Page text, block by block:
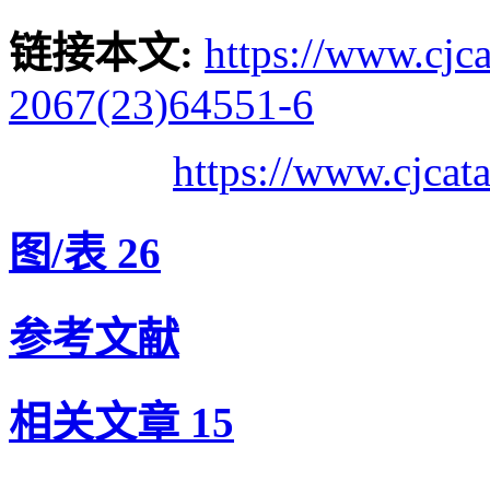
链接本文: https://
2067(23)64551-6
https://
图/表 26
参考文献
相关文章 15